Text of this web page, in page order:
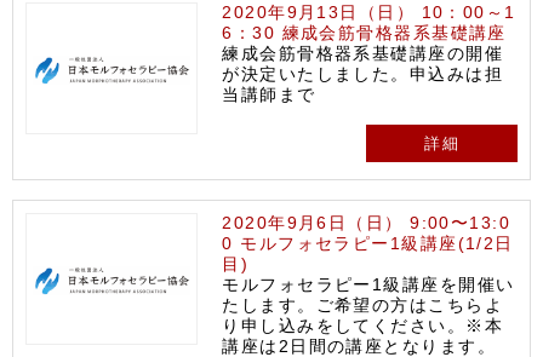
2020年9月13日（日） 10：00～1
6：30 練成会筋骨格器系基礎講座
練成会筋骨格器系基礎講座の開催
が決定いたしました。申込みは担
当講師まで
詳細
2020年9月6日（日） 9:00〜13:0
0 モルフォセラピー1級講座(1/2日
目)
モルフォセラピー1級講座を開催い
たします。ご希望の方はこちらよ
り申し込みをしてください。※本
講座は2日間の講座となります。